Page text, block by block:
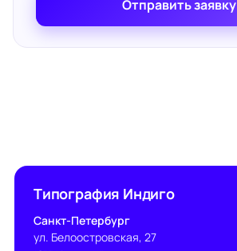
Отправить заявку
Типография Индиго
Санкт-Петербург
ул. Белоостровская, 27